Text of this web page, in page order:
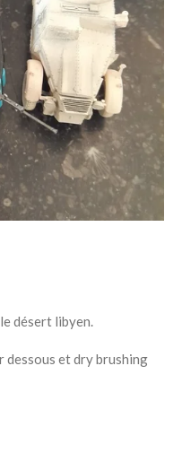
désert libyen.
dessous et dry brushing